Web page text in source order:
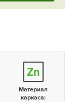
Материал
каркаса: